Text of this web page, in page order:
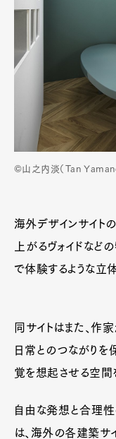
©山之内淡（Tan
海外デザインサイト
上がるヴォイドなど
で体験するような立
同サイトはまた、作
日常とのつながりを
覚を想起させる空間
自由な発想と合理
は、海外の各建築サ